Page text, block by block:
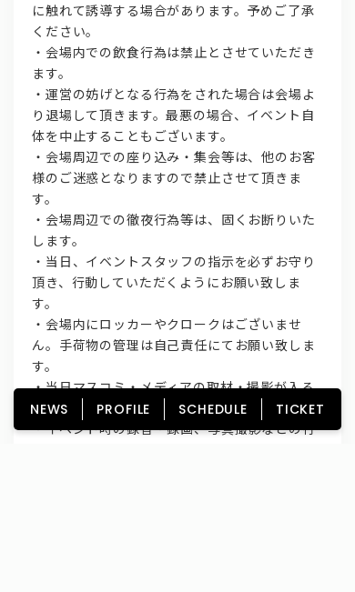
に触れて誘導する場合があります。予めご了承
ください。
・会場内での飲食行為は禁止とさせていただき
ます。
・運営の妨げとなる行為をされた場合は会場よ
り退場して頂きます。最悪の場合、イベント自
体を中止することもございます。
・会場周辺での座り込み・集会等は、他のお客
様のご迷惑となりますので禁止させて頂きま
す。
・会場周辺での徹夜行為等は、固くお断りいた
します。
・当日、イベントスタッフの指示を必ずお守り
頂き、行動していただくようにお願い致しま
す。
・会場内にロッカーやクロークはございませ
ん。手荷物の管理は自己責任にてお願い致しま
す。
・当日マスコミ・メディアの取材・撮影が入る
場合がございます。
・イベント時の録音・録画、写真撮影などの行
NEWS PROFILE SCHEDULE TICKET